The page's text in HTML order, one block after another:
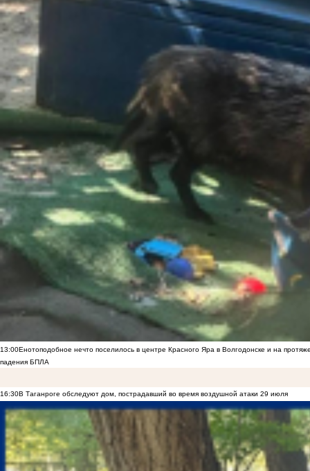
13:00Енотоподобное нечто поселилось в центре Красного Яра в Волгодонске и на
падения БПЛА
16:30В Таганроге обследуют дом, пострадавший во время воздушной атаки 29 июля